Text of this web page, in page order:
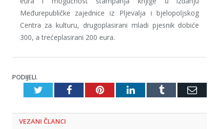
Međurepubličke zajednice iz Pljevalja i bjelopoljskog
Centra za kulturu, drugoplasirani mladi pjesnik dobiće
300, a trećeplasirani 200 eura.
PODIJELI.
TwitterFacebookPinterestLinkedInTumblr
VEZANI ČLANCI